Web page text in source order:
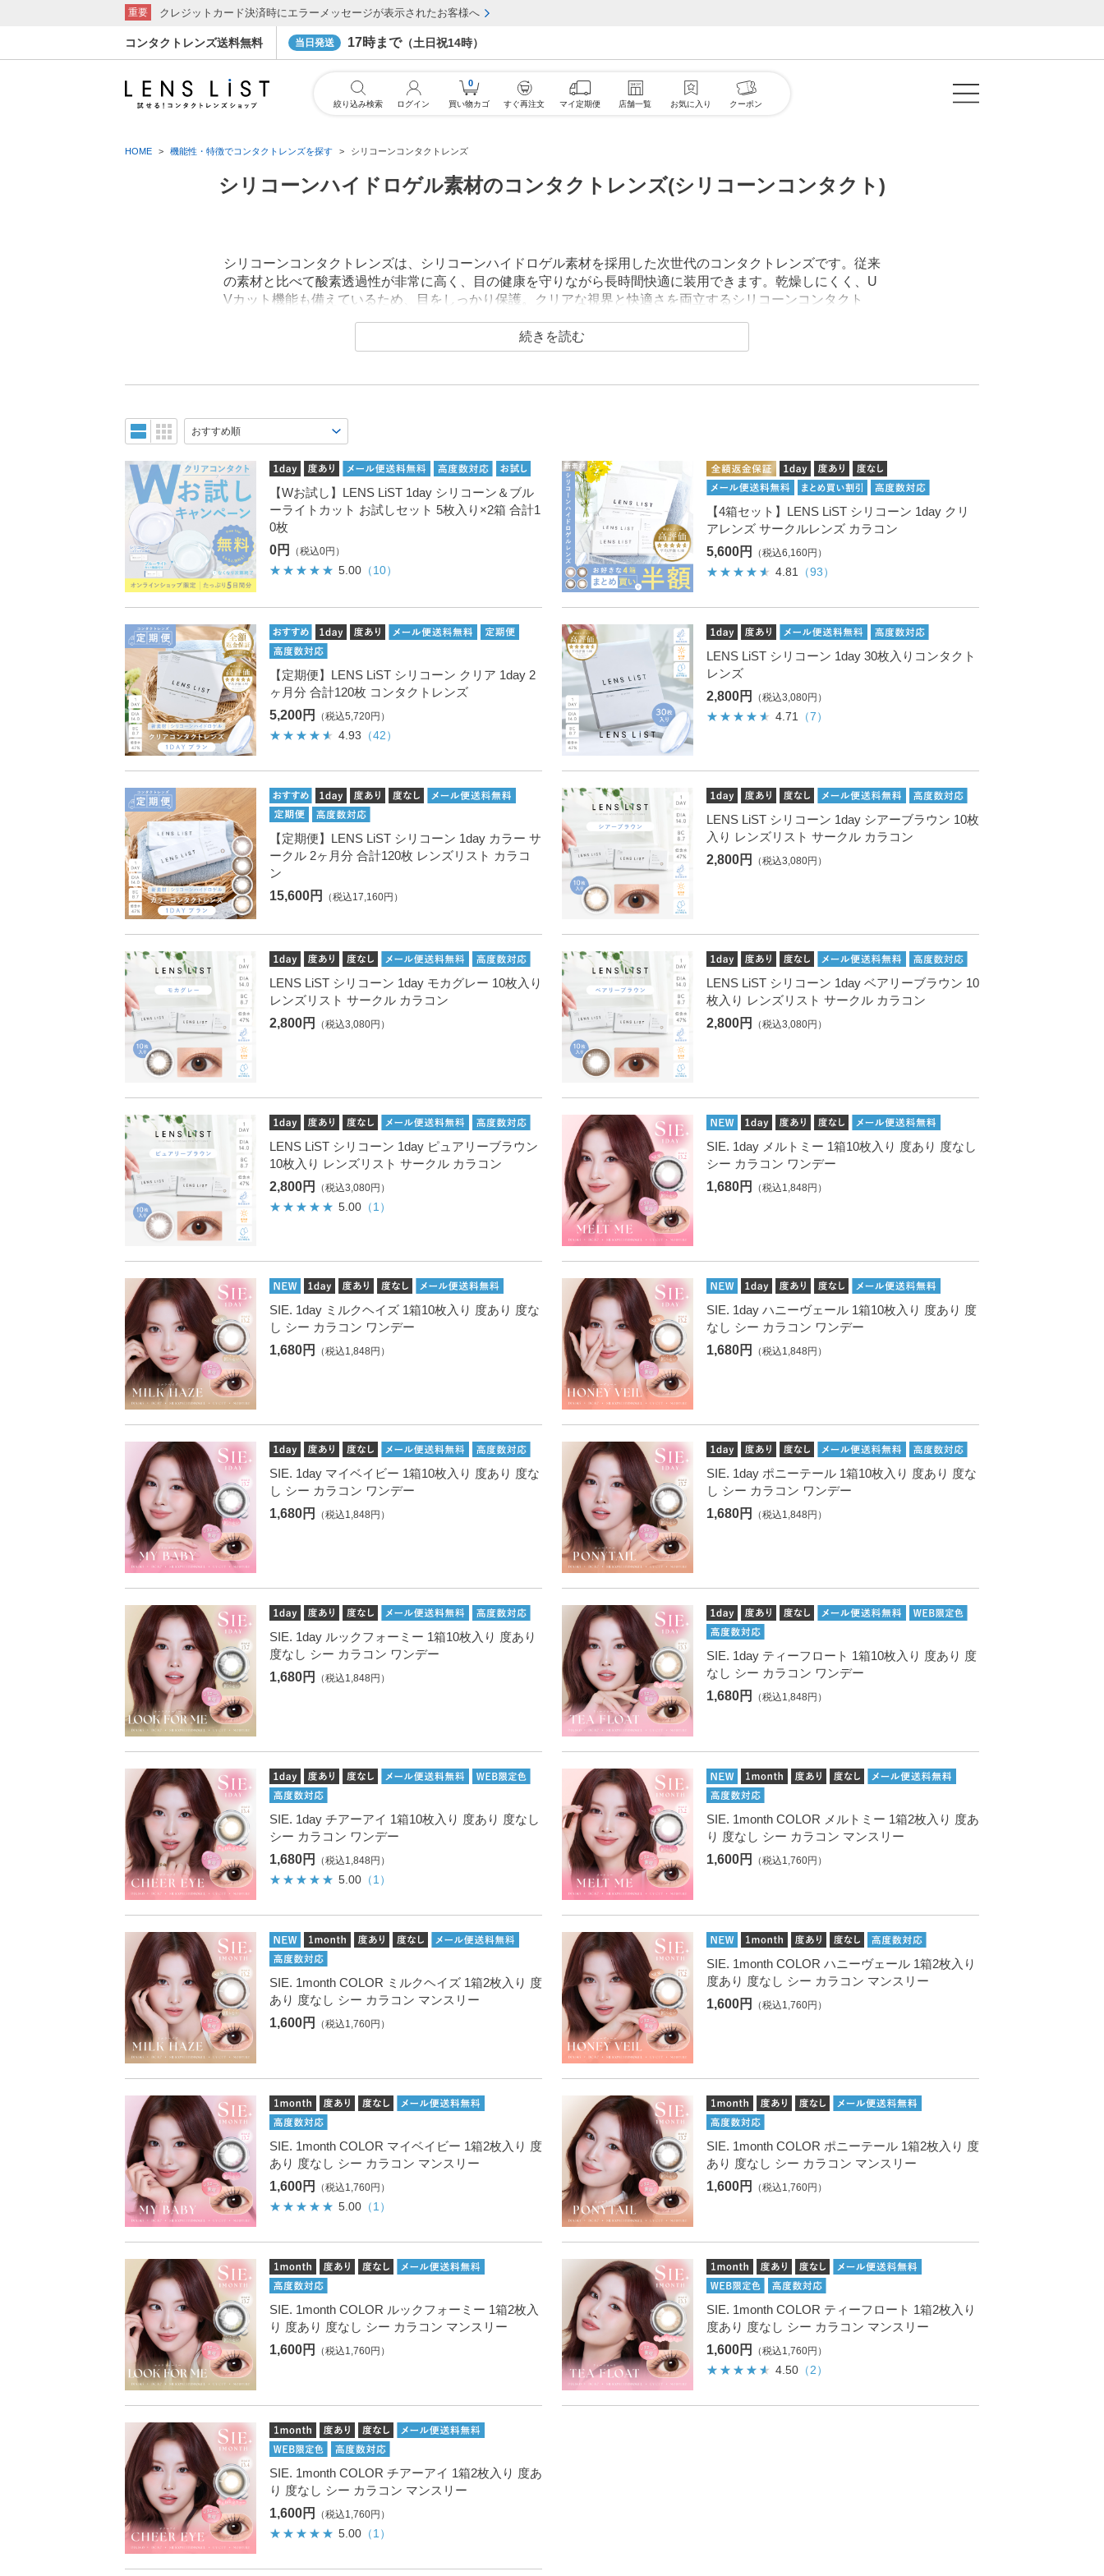
コンタクトレンズ送料無料 当日発送 17時まで（土日祝14時）
重要 クレジットカード決済時にエラーメッセージが表示されたお客様へ
HOME 機能性・特徴でコンタクトレンズを探す シリコーンコンタクトレンズ
シリコーンハイドロゲル素材のコンタクトレンズ(シリコーンコンタクト)
シリコーンコンタクトレンズは、シリコーンハイドロゲル素材を採用した次世代のコンタクトレンズです。従来
の素材と比べて酸素透過性が非常に高く、目の健康を守りながら長時間快適に装用できます。乾燥しにくく、U
Vカット機能も備えているため、目をしっかり保護。クリアな視界と快適さを両立するシリコーンコンタクト
シリコーンコンタクトレンズについて
シリコーンコンタクトレンズのよくあるご質問
続きを読む
【Wお試し】LENS LiST 1day シリコーン＆ブル
ーライトカット お試しセット 5枚入り×2箱 合計1
0枚
0円
（税込0円）
5.00 （10）
【4箱セット】LENS LiST シリコーン 1day クリ
アレンズ サークルレンズ カラコン
5,600円
（税込6,160円）
4.81 （93）
【定期便】LENS LiST シリコーン クリア 1day 2
ヶ月分 合計120枚 コンタクトレンズ
5,200円
（税込5,720円）
4.93 （42）
LENS LiST シリコーン 1day 30枚入りコンタクト
レンズ
2,800円
（税込3,080円）
4.71 （7）
【定期便】LENS LiST シリコーン 1day カラー サ
ークル 2ヶ月分 合計120枚 レンズリスト カラコ
ン
15,600円
（税込17,160円）
LENS LiST シリコーン 1day シアーブラウン 10枚
入り レンズリスト サークル カラコン
2,800円
（税込3,080円）
LENS LiST シリコーン 1day モカグレー 10枚入り
レンズリスト サークル カラコン
2,800円
（税込3,080円）
LENS LiST シリコーン 1day ベアリーブラウン 10
枚入り レンズリスト サークル カラコン
2,800円
（税込3,080円）
LENS LiST シリコーン 1day ピュアリーブラウン
10枚入り レンズリスト サークル カラコン
2,800円
（税込3,080円）
5.00 （1）
SIE. 1day メルトミー 1箱10枚入り 度あり 度なし
シー カラコン ワンデー
1,680円
（税込1,848円）
SIE. 1day ミルクヘイズ 1箱10枚入り 度あり 度な
し シー カラコン ワンデー
1,680円
（税込1,848円）
SIE. 1day ハニーヴェール 1箱10枚入り 度あり 度
なし シー カラコン ワンデー
1,680円
（税込1,848円）
SIE. 1day マイベイビー 1箱10枚入り 度あり 度な
し シー カラコン ワンデー
1,680円
（税込1,848円）
SIE. 1day ポニーテール 1箱10枚入り 度あり 度な
し シー カラコン ワンデー
1,680円
（税込1,848円）
SIE. 1day ルックフォーミー 1箱10枚入り 度あり
度なし シー カラコン ワンデー
1,680円
（税込1,848円）
SIE. 1day ティーフロート 1箱10枚入り 度あり 度
なし シー カラコン ワンデー
1,680円
（税込1,848円）
SIE. 1day チアーアイ 1箱10枚入り 度あり 度なし
シー カラコン ワンデー
1,680円
（税込1,848円）
5.00 （1）
SIE. 1month COLOR メルトミー 1箱2枚入り 度あ
り 度なし シー カラコン マンスリー
1,600円
（税込1,760円）
SIE. 1month COLOR ミルクヘイズ 1箱2枚入り 度
あり 度なし シー カラコン マンスリー
1,600円
（税込1,760円）
SIE. 1month COLOR ハニーヴェール 1箱2枚入り
度あり 度なし シー カラコン マンスリー
1,600円
（税込1,760円）
SIE. 1month COLOR マイベイビー 1箱2枚入り 度
あり 度なし シー カラコン マンスリー
1,600円
（税込1,760円）
5.00 （1）
SIE. 1month COLOR ポニーテール 1箱2枚入り 度
あり 度なし シー カラコン マンスリー
1,600円
（税込1,760円）
SIE. 1month COLOR ルックフォーミー 1箱2枚入
り 度あり 度なし シー カラコン マンスリー
1,600円
（税込1,760円）
SIE. 1month COLOR ティーフロート 1箱2枚入り
度あり 度なし シー カラコン マンスリー
1,600円
（税込1,760円）
4.50（2）
SIE. 1month COLOR チアーアイ 1箱2枚入り 度あ
り 度なし シー カラコン マンスリー
1,600円
（税込1,760円）
5.00 （1）
絞り込み検索 ログイン
0
買い物カゴ すぐ再注文 マイ定期便 店舗一覧 お気に入り クーポン